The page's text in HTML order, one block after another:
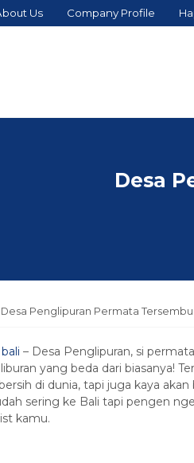
Us Company Profile
Desa
Desa Penglipuran Permata
– Desa Penglipuran, si
yang beda dari biasanya!
di dunia, tapi juga kaya
sering ke Bali tapi pengen
kamu.